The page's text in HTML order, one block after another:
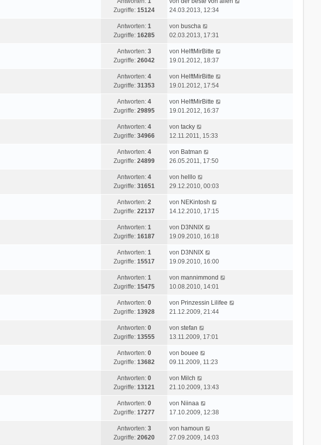
a
i
r
a
r
B
i
r
a
z
t
r
B
i
r
a
Zugriffe: 15124
e
z
t
r
B
i
r
a
24.03.2013, 12:34
Antworten: 1
Zugriffe: 16285
L
e
z
t
r
B
i
r
a
von buscha
02.03.2013, 17:31
Antworten: 3
Zugriffe: 26042
L
e
z
t
r
B
i
r
a
von HelftMirBitte
19.01.2012, 18:37
Antworten: 4
Zugriffe: 31353
L
e
z
t
r
B
i
r
a
von HelftMirBitte
19.01.2012, 17:54
Antworten: 4
Zugriffe: 29895
L
e
z
t
r
B
i
r
a
von HelftMirBitte
19.01.2012, 16:37
Antworten: 4
Zugriffe: 34966
L
e
z
t
r
B
i
r
a
von tacky
12.11.2011, 15:33
Antworten: 4
Zugriffe: 24899
L
e
z
t
r
B
i
r
a
von Batman
26.05.2011, 17:50
Antworten: 4
Zugriffe: 31651
L
e
z
t
r
B
i
r
a
von helllo
29.12.2010, 00:03
Antworten: 2
Zugriffe: 22137
L
e
z
t
r
B
i
r
a
von NEKintosh
14.12.2010, 17:15
Antworten: 1
Zugriffe: 16187
L
e
z
t
r
B
i
r
a
von D3NNIX
19.09.2010, 16:18
Antworten: 1
Zugriffe: 15517
L
e
z
t
r
B
i
r
a
von D3NNIX
19.09.2010, 16:00
Antworten: 1
Zugriffe: 15475
L
e
z
t
r
B
i
r
a
von mannimmond
10.08.2010, 14:01
Antworten: 0
Zugriffe: 13928
L
e
z
t
r
B
i
r
a
von Prinzessin Lilifee
21.12.2009, 21:44
Antworten: 0
Zugriffe: 13555
L
e
z
t
r
B
i
r
a
von stefan
13.11.2009, 17:01
Antworten: 0
Zugriffe: 13682
L
e
z
t
r
B
i
von bouee
09.11.2009, 11:23
Antworten: 0
Zugriffe: 13121
L
e
z
t
r
B
von Milch
21.10.2009, 13:43
Antworten: 0
Zugriffe: 17277
L
e
z
t
von Niinaa
17.10.2009, 12:38
Antworten: 3
Zugriffe: 20620
L
e
von hamoun
27.09.2009, 14:03